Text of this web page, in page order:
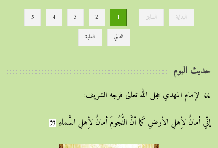
البداية السابق 1
2
3
4
5
التالي
النهاية
حديث اليوم
الإمام المهدي عجل الله تعالى فرجه الشريف:
إنّي أمانٌ لأِهلِ الأرضِ كَما أنَّ النُّجُومَ أمانٌ لأِهلِ السَّماءِ